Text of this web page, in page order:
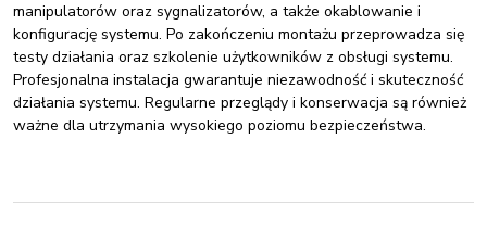
manipulatorów oraz sygnalizatorów, a także okablowanie i
konfigurację systemu. Po zakończeniu montażu przeprowadza się
testy działania oraz szkolenie użytkowników z obsługi systemu.
Profesjonalna instalacja gwarantuje niezawodność i skuteczność
działania systemu. Regularne przeglądy i konserwacja są również
ważne dla utrzymania wysokiego poziomu bezpieczeństwa.